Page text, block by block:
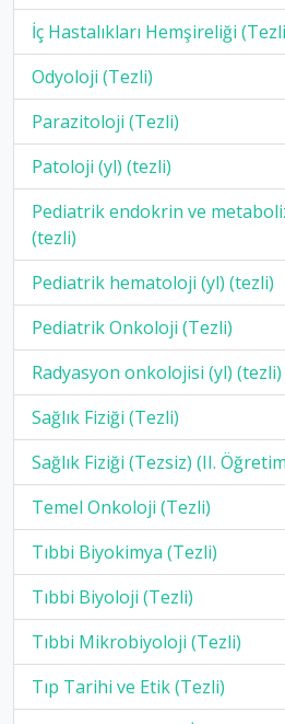
İç Hastalıkları Hemşireliği
Odyoloji (Tezli)
Parazitoloji (Tezli)
Patoloji (yl) (tezli)
Pediatrik endokrin ve
(tezli)
Pediatrik hematoloji (yl) (tezli)
Pediatrik Onkoloji (Tezli)
Radyasyon onkolojisi (yl) (tezli)
Sağlık Fiziği (Tezli)
Sağlık Fiziği (Tezsiz) (II.
Temel Onkoloji (Tezli)
Tıbbi Biyokimya (Tezli)
Tıbbi Biyoloji (Tezli)
Tıbbi Mikrobiyoloji (Tezli)
Tıp Tarihi ve Etik (Tezli)